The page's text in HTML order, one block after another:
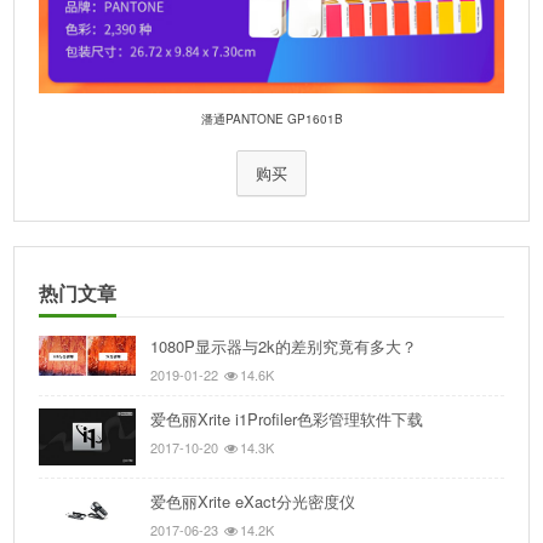
潘通PANTONE GP1601B
购买
热门文章
1080P显示器与2k的差别究竟有多大？
2019-01-22 14.6K
爱色丽Xrite i1Profiler色彩管理软件下载
2017-10-20 14.3K
爱色丽Xrite eXact分光密度仪
2017-06-23 14.2K